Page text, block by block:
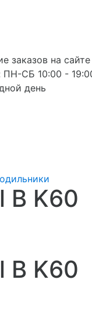
заказов на сайте
ПН-СБ 10:00 -
день
B K60
B K60